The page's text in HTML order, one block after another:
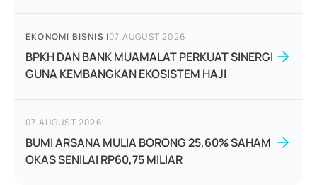
EKONOMI BISNIS |07 AUGUST 2026
BPKH DAN BANK MUAMALAT PERKUAT SINERGI
GUNA KEMBANGKAN EKOSISTEM HAJI
07 AUGUST 2026
BUMI ARSANA MULIA BORONG 25,60% SAHAM
OKAS SENILAI RP60,75 MILIAR